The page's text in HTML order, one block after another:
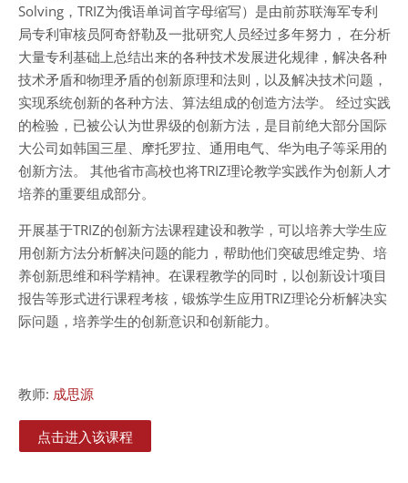
Solving，TRIZ为俄语单词首字母缩写）是由前苏联海军专利
局专利审核员阿奇舒勒及一批研究人员经过多年努力， 在分析
大量专利基础上总结出来的各种技术发展进化规律，解决各种
技术矛盾和物理矛盾的创新原理和法则，以及解决技术问题，
实现系统创新的各种方法、算法组成的创造方法学。 经过实践
的检验，已被公认为世界级的创新方法，是目前绝大部分国际
大公司如韩国三星、摩托罗拉、通用电气、华为电子等采用的
创新方法。 其他省市高校也将TRIZ理论教学实践作为创新人才
培养的重要组成部分。
开展基于TRIZ的创新方法课程建设和教学，可以培养大学生应
用创新方法分析解决问题的能力，帮助他们突破思维定势、培
养创新思维和科学精神。在课程教学的同时，以创新设计项目
报告等形式进行课程考核，锻炼学生应用TRIZ理论分析解决实
际问题，培养学生的创新意识和创新能力。
教师: 成思源
点击进入该课程